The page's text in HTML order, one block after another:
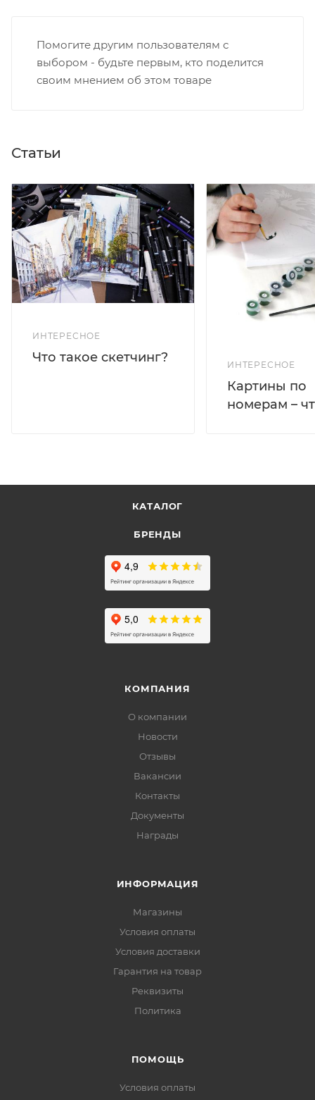
Помогите другим пользователям с
выбором - будьте первым, кто поделится
своим мнением об этом товаре
Статьи
ИНТЕРЕСНОЕ
Что такое скетчинг?
ИНТЕРЕСНОЕ
Картины по
номерам –
КАТАЛОГ
БРЕНДЫ
КОМПАНИЯ
О компании
Новости
Отзывы
Вакансии
Контакты
Документы
Награды
ИНФОРМАЦИЯ
Магазины
Условия оплаты
Условия доставки
Гарантия на товар
Реквизиты
Политика
ПОМОЩЬ
Условия оплаты